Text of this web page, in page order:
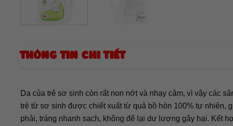
THÔNG TIN CHI TIẾT
Da của trẻ sơ sinh còn rất non nớt và nhạy cảm, vì vậy các
trẻ từ sơ sinh được chiết xuất từ quả bồ hòn 100% tự nhiên,
phải, tráng nhanh sạch, không để lại dư lượng gây hại. Kết